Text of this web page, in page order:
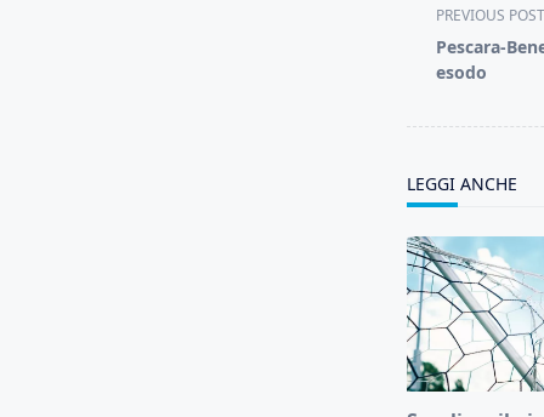
class="nav-
subtitle
screen-
PREVIOUS POST
Pescara-
esodo
LEGGI ANCHE